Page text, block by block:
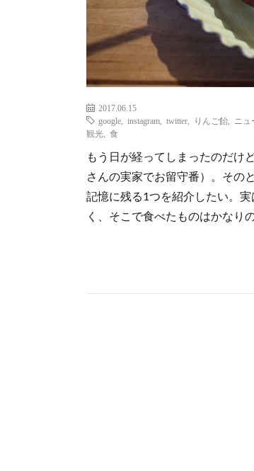
2017.06.15
google
instagram twitter りんご飴 ニュ
観光
食
もう日が経ってしまったのだけ
さんの実家でお留守番）。その
記憶に残る1つを紹介したい。
く、そこで食べたものはかなり